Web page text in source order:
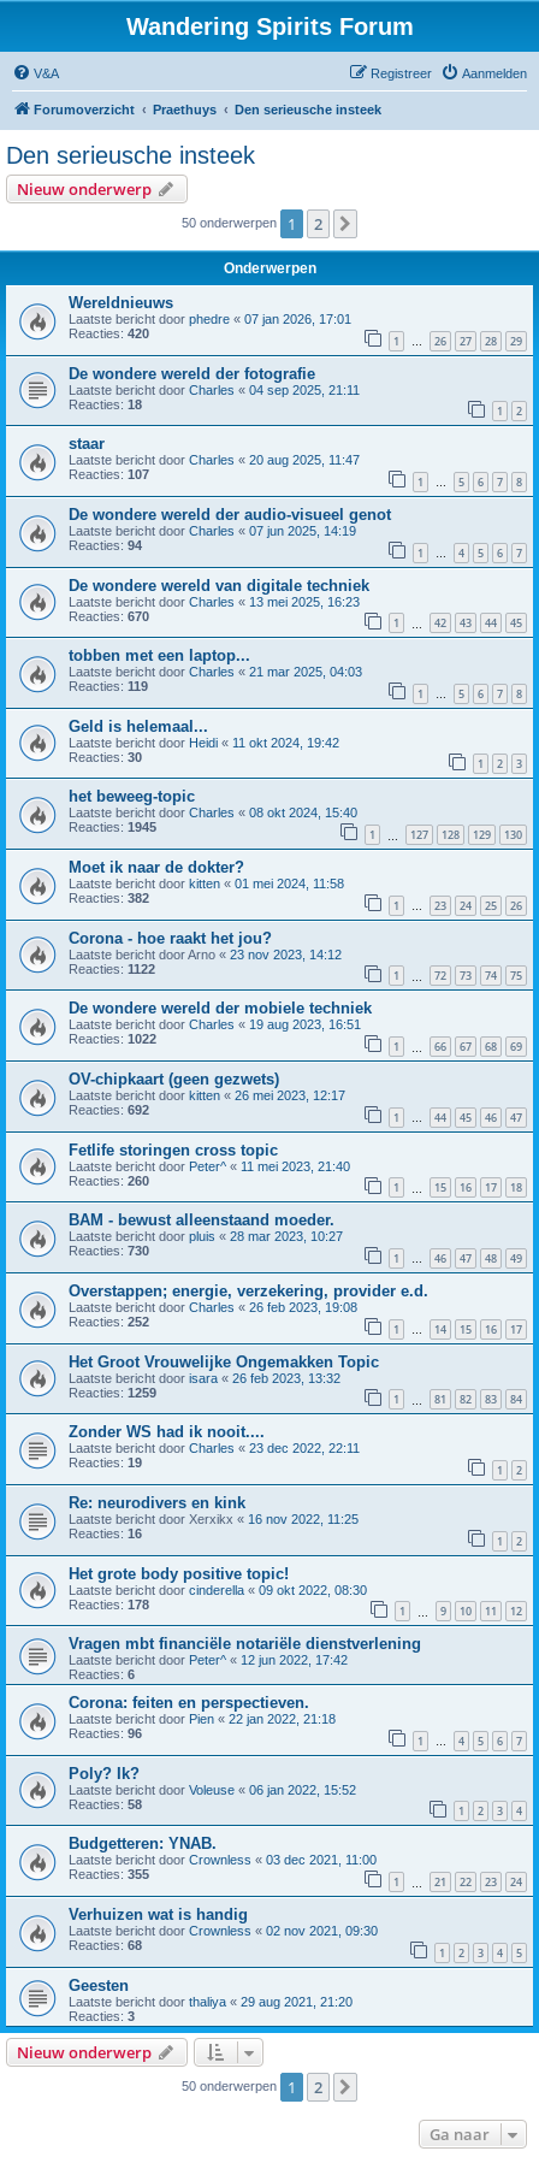
Wandering Spirits Forum
V&A Aanmelden
Registreer
Forumoverzicht Praethuys Den serieusche insteek
Den serieusche insteek
Nieuw onderwerp
50 onderwerpen 1 2
Onderwerpen
Wereldnieuws
Laatste bericht door phedre « 07 jan 2026, 17:01
Reacties: 420 1 … 26 27 28 29
De wondere wereld der fotografie
Laatste bericht door Charles « 04 sep 2025, 21:11
Reacties: 18 1 2
staar
Laatste bericht door Charles « 20 aug 2025, 11:47
Reacties: 107 1 … 5 6 7 8
De wondere wereld der audio-visueel genot
Laatste bericht door Charles « 07 jun 2025, 14:19
Reacties: 94 1 … 4 5 6 7
De wondere wereld van digitale techniek
Laatste bericht door Charles « 13 mei 2025, 16:23
Reacties: 670 1 42 43 44 45
tobben met een laptop...
Laatste bericht door Charles « 21 mar 2025, 04:03
Reacties: 119 1 … 5 6 7 8
Geld is helemaal...
Laatste bericht door Heidi « 11 okt 2024, 19:42
Reacties: 30 1 2 3
het beweeg-topic
Laatste bericht door Charles « 08 okt 2024, 15:40
Reacties: 1945 1 127 128 129 130
Moet ik naar de dokter?
Laatste bericht door kitten « 01 mei 2024, 11:58
Reacties: 382 1 … 23 24 25 26
Corona - hoe raakt het jou?
Laatste bericht doorArno « 23 nov 2023, 14:12
Reacties: 1122 1 72 73 74 75
De wondere wereld der mobiele techniek
Laatste bericht door Charles « 19 aug 2023, 16:51
Reacties: 1022 1 66 67 68 69
OV-chipkaart (geen gezwets)
Laatste bericht door kitten « 26 mei 2023, 12:17
Reacties: 692 1 … 44 45 46 47
Fetlife storingen cross topic
Laatste bericht door Peter^ « 11 mei 2023, 21:40
Reacties: 260 1 15 16 17 18
BAM - bewust alleenstaand moeder.
Laatste bericht door pluis « 28 mar 2023, 10:27
Reacties: 730 1 … 46 47 48 49
Overstappen; energie, verzekering, provider e.d.
Laatste bericht door Charles « 26 feb 2023, 19:08
Reacties: 252 1 … 14 15 16 17
Het Groot Vrouwelijke Ongemakken Topic
Laatste bericht door isara « 26 feb 2023, 13:32
Reacties: 1259 1 81 82 83 84
Zonder WS had ik nooit....
Laatste bericht door Charles « 23 dec 2022, 22:11
Reacties: 19 1 2
Re: neurodivers en kink
Laatste bericht door Xerxikx « 16 nov 2022, 11:25
Reacties: 16 1 2
Het grote body positive topic!
Laatste bericht door cinderella « 09 okt 2022, 08:30
Reacties: 178 1 9 10 11 12
Vragen mbt financiële notariële dienstverlening
Laatste bericht door Peter^ « 12 jun 2022, 17:42
Reacties: 6
Corona: feiten en perspectieven.
Laatste bericht door Pien « 22 jan 2022, 21:18
Reacties: 96 1 … 4 5 6 7
Poly? Ik?
Laatste bericht door Voleuse « 06 jan 2022, 15:52
Reacties: 58 1 2 3 4
Budgetteren: YNAB.
Laatste bericht door Crownless « 03 dec 2021, 11:00
Reacties: 355 1 21 22 23 24
Verhuizen wat is handig
Laatste bericht door Crownless « 02 nov 2021, 09:30
Reacties: 68 1 2 3 4 5
Geesten
Laatste bericht door thaliya « 29 aug 2021, 21:20
Reacties: 3
Nieuw onderwerp
50 onderwerpen 1 2
Ga naar